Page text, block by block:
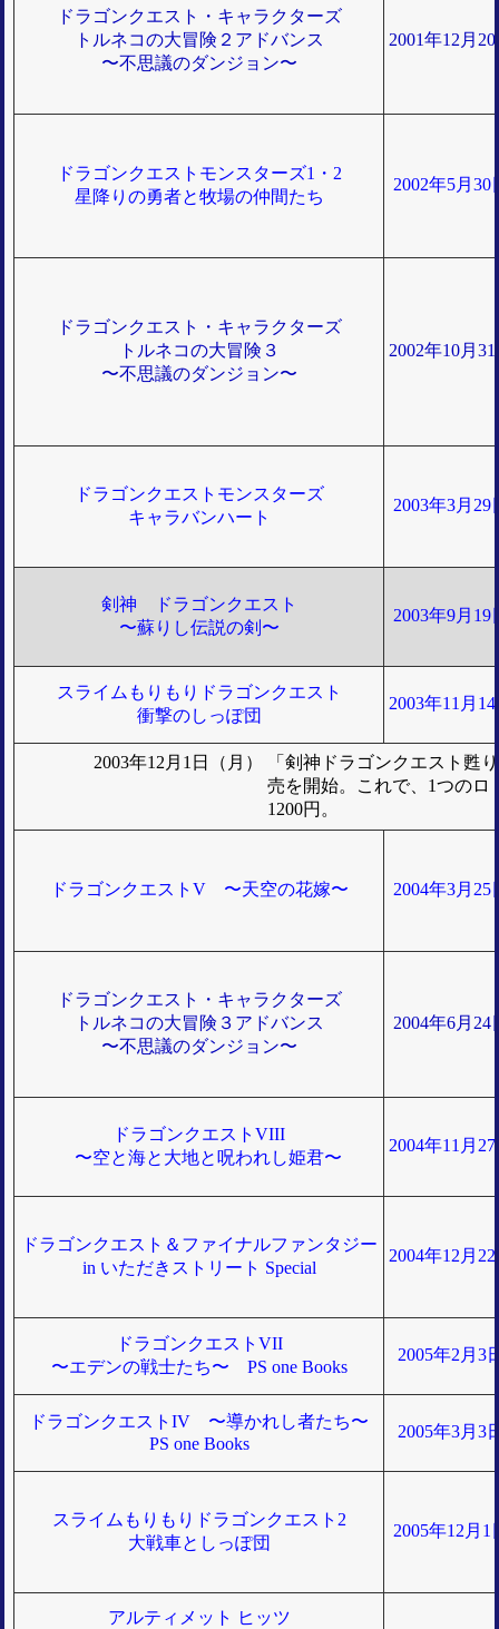
ドラゴンクエスト・キャラクターズ
トルネコの大冒険２アドバンス
〜不思議のダンジョン〜
2001年12月
ドラゴンクエストモンスターズ1・2
星降りの勇者と牧場の仲間たち
2002年5月30
ドラゴンクエスト・キャラクターズ
トルネコの大冒険３
〜不思議のダンジョン〜
2002年10月
ドラゴンクエストモンスターズ
キャラバンハート
2003年3月29
剣神 ドラゴンクエスト
〜蘇りし伝説の剣〜
2003年9月19
スライムもりもりドラゴンクエスト
衝撃のしっぽ団
2003年11月
2003年12月1日（月）
「剣神ドラゴンクエスト甦
売を開始。これで、1つのロ
1200円。
ドラゴンクエストV 〜天空の花嫁〜 2004年3月25
ドラゴンクエスト・キャラクターズ
トルネコの大冒険３アドバンス
〜不思議のダンジョン〜
2004年6月24
ドラゴンクエストVIII
〜空と海と大地と呪われし姫君〜
2004年11月
ドラゴンクエスト＆ファイナルファンタジー
in いただきストリート Special
2004年12月
ドラゴンクエストVII
〜エデンの戦士たち〜 PS one Books
2005年2月3
ドラゴンクエストIV 〜導かれし者たち〜
PS one Books
2005年3月3
スライムもりもりドラゴンクエスト2
大戦車としっぽ団
2005年12月1
アルティメット ヒッツ